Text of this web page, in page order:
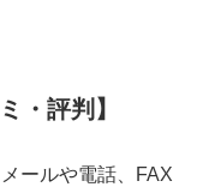
・評判】
ールや電話、FAX